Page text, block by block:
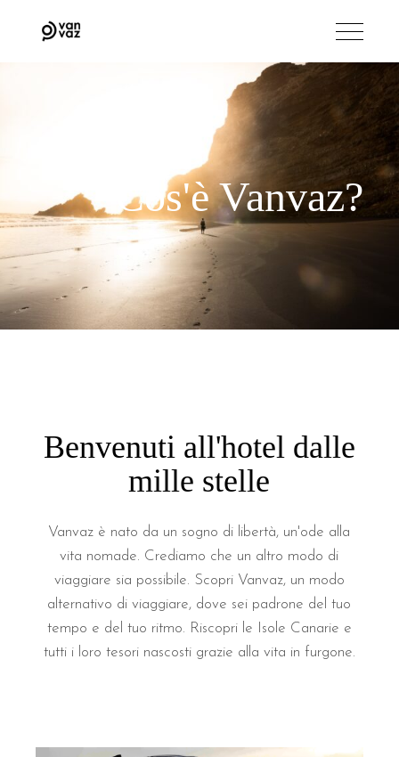
Cos'è Vanvaz?
Benvenuti all'hotel dalle
mille stelle
Vanvaz è nato da un sogno di libertà, un'ode alla
vita nomade. Crediamo che un altro modo di
viaggiare sia possibile. Scopri Vanvaz, un modo
alternativo di viaggiare, dove sei padrone del tuo
tempo e del tuo ritmo. Riscopri le Isole Canarie e
tutti i loro tesori nascosti grazie alla vita in furgone.